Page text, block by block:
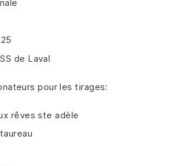
de Laval
pour les tirages:
rêves ste adèle